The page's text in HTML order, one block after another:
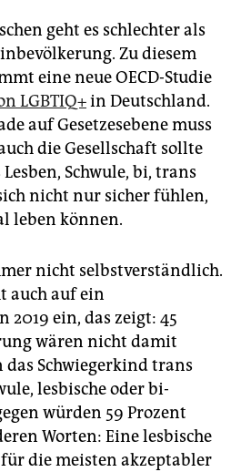
geht es schlechter als
Zu diesem
eine neue OECD-Studie
LGBTIQ+in Deutschland.
auf Gesetzesebene muss
die Gesellschaft sollte
Schwule, bi, trans
nicht nur sicher fühlen,
leben können.
nicht selbstverständlich.
auch auf ein
2019 ein, das zeigt: 45
wären nicht damit
Schwiegerkind trans
lesbische oder bi-
würden 59 Prozent
Worten: Eine lesbische
die meisten akzeptabler